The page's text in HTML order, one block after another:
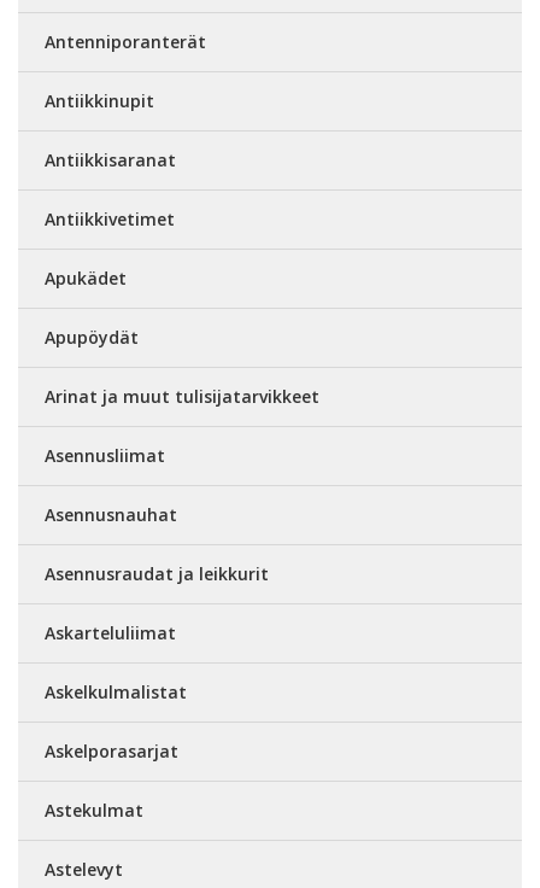
Antenniporanterät
Antiikkinupit
Antiikkisaranat
Antiikkivetimet
Apukädet
Apupöydät
Arinat ja muut tulisijatarvikkeet
Asennusliimat
Asennusnauhat
Asennusraudat ja leikkurit
Askarteluliimat
Askelkulmalistat
Askelporasarjat
Astekulmat
Astelevyt